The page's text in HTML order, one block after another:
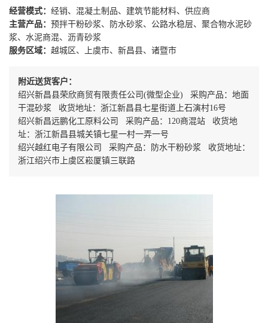
经营模式： 经销、混凝土制品、建筑节能材料、供应商
主营产品： 预拌干粉砂浆、防水砂浆、公路水稳层、聚合物水泥砂
浆、水泥商混、沥青砂浆
服务区域： 越城区、上虞市、新昌县、诸暨市
附近送货客户：
绍兴新昌县荣欣商贸有限责任公司(微型企业) 采购产品：地面
干混砂浆 收货地址：浙江新昌县七星街道上石演村16号
绍兴新昌远鹏化工原料公司 采购产品：120商混站 收货地
址：浙江新昌县城关镇七星一村一弄一号
绍兴越红电子有限公司 采购产品：防水干粉砂浆 收货地址：
浙江绍兴市上虞区崧厦镇三联路